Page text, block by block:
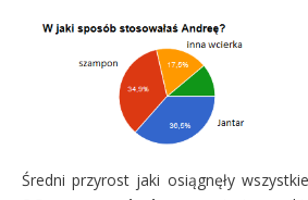
Średni przyrost jaki osiągnęły